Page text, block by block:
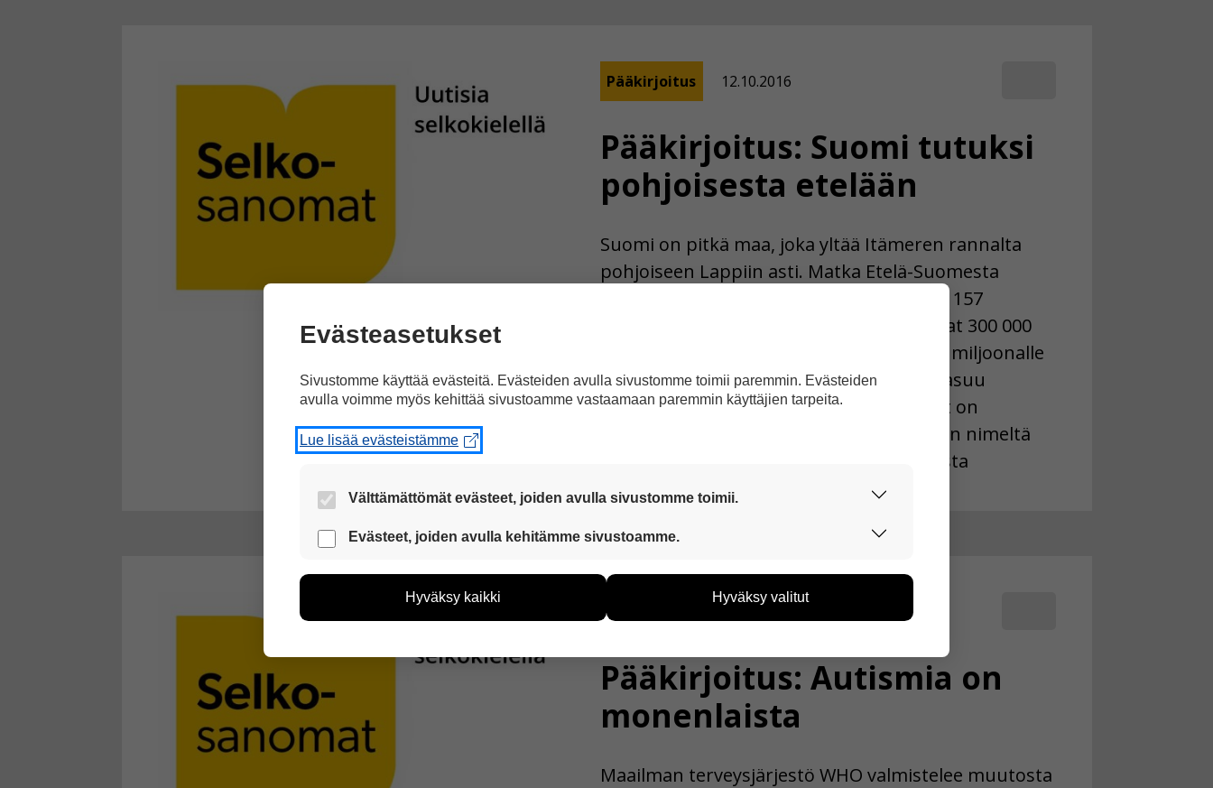
Pääkirjoitus: Suomi tutuksi
pohjoisesta etelään
Pääkirjoitus 12.10.2016
Suomi on pitkä maa, joka yltää Itämeren rannalta
pohjoiseen Lappiin asti. Matka Etelä-Suomesta
Hangosta Pohjois-Lapin Nuorgamiin on 1157
kilometriä. Pinta-alaa Suomella on runsaat 300 000
neliökilometriä. Siinä riittää tilaa noin 5,5 miljoonalle
suomalaiselle. Suurin osa suomalaisista asuu
kuitenkin Etelä-Suomessa. Selkosanomat on
aloittanut tänä syksynä uuden juttusarjan nimeltä
Suomi kartalla. Siinä … Lue lisää artikkelista
Pääkirjoitus: Autismia on
monenlaista
Pääkirjoitus
Maailman terveysjärjestö WHO valmistelee muutosta
Evästeasetukset
Sivustomme käyttää evästeitä. Evästeiden avulla sivustomme toimii paremmin. Evästeiden
avulla voimme myös kehittää sivustoamme vastaamaan paremmin käyttäjien tarpeita.
Lue lisää evästeistämme
Välttämättömät evästeet, joiden avulla sivustomme toimii.
Nämä evästeet ovat aina käytössä, jotta sivustoamme voi käyttää sujuvasti ja turvallisesti.
Evästeet, joiden avulla kehitämme sivustoamme.
voimme kehittää sivustoamme vastaamaan paremmin käyttäjien tarpeita. Tietoa kerätään
esimerkiksi kävijämääristä ja siitä, mitä sivuja käytetään ja miten sivuilla liikutaan. Emme
kuitenkaan kerää henkilötietoja kuten nimiä, eikä tietoja voi yhdistää yksittäiseen
Voit valita, hyväksytkö näiden evästeiden käytön.
Hyväksy kaikki Hyväksy valitut